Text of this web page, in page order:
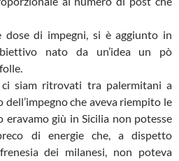
dose di impegni, si è aggiunto in
nato da un’idea un pò
siam ritrovati tra palermitani a
che aveva riempito le
giù in Sicilia non potesse
di energie che, a dispetto
dei milanesi, non poteva